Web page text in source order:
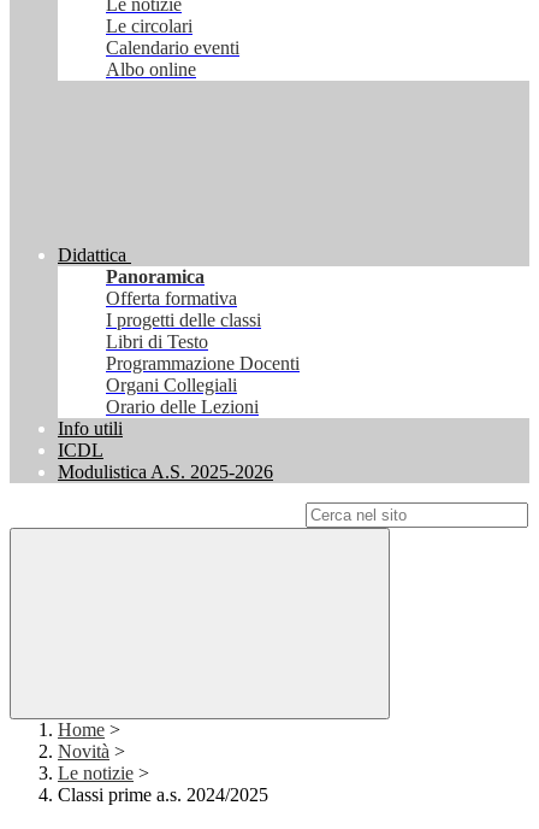
Le notizie
Le circolari
Calendario eventi
Albo online
Didattica
Panoramica
Offerta formativa
I progetti delle classi
Libri di Testo
Programmazione Docenti
Organi Collegiali
Orario delle Lezioni
Info utili
ICDL
Modulistica A.S. 2025-2026
Home >
Novità >
Le notizie >
Classi prime a.s. 2024/2025